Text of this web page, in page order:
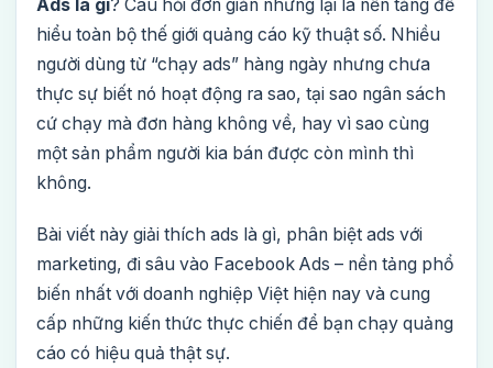
Ads là gì? Câu hỏi đơn giản nhưng lại là nền tảng để
hiểu toàn bộ thế giới quảng cáo kỹ thuật số. Nhiều
người dùng từ “chạy ads” hàng ngày nhưng chưa
thực sự biết nó hoạt động ra sao, tại sao ngân sách
cứ chạy mà đơn hàng không về, hay vì sao cùng
một sản phẩm người kia bán được còn mình thì
không.
Bài viết này giải thích ads là gì, phân biệt ads với
marketing, đi sâu vào Facebook Ads – nền tảng phổ
biến nhất với doanh nghiệp Việt hiện nay và cung
cấp những kiến thức thực chiến để bạn chạy quảng
cáo có hiệu quả thật sự.